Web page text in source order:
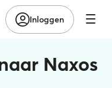
Inloggen
Naxos